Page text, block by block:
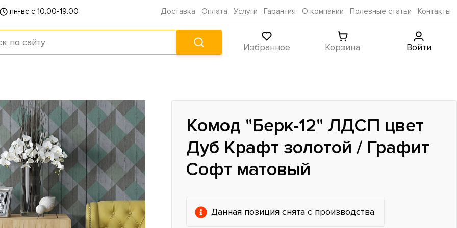
пн-вс с 10.00-19.00 Доставка Оплата Услуги Гарантия О компании Полезные статьи Контакты
Избранное Корзина Войти
Комод "Берк-12" ЛДСП цвет
Дуб Крафт золотой / Графит
Софт матовый
Данная позиция снята с производства.